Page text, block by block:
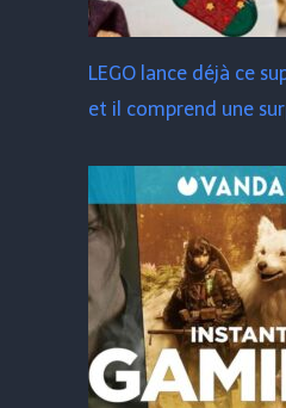
LEGO lance déjà ce
et il comprend une